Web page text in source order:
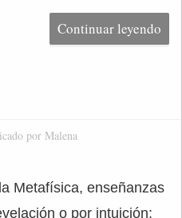
Continuar leyendo
por Malena
Metafísica, enseñanzas
o por intuición;